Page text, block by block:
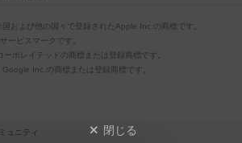
および他の国々で登録されたApple Inc.の商標です。
ービスマークです。
ポレイテッドの商標または登録商標です。
Inc.の商標または登録商標です。
ュニティ 閉じる